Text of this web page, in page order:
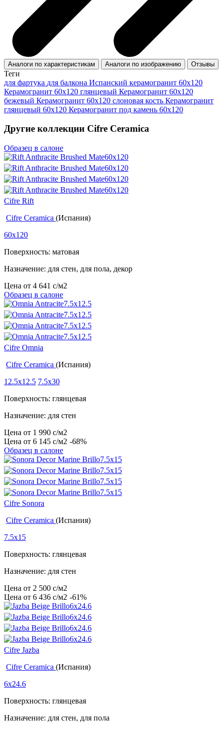
Аналоги по характеристикам Аналоги по изображению Отзывы
Теги
для фартука для балкона Испанский керамогранит 60x120
Керамогранит 60x120 глянцевый Керамогранит 60х120
бежевый Керамогранит 60х120 слоновая кость Керамогранит
глянцевый 60x120 Керамогранит под камень 60x120
Другие коллекции Cifre Ceramica
Образец в салоне
Cifre Rift
Cifre Ceramica (Испания)
60x120
Поверхность: матовая
Назначение: для стен, для пола, декор
Цена от 4 641 c/м2
Образец в салоне
Cifre Omnia
Cifre Ceramica (Испания)
12.5x12.5 7.5x30
Поверхность: глянцевая
Назначение: для стен
Цена от 1 990 c/м2
Цена от 6 145 c/м2 -68%
Образец в салоне
Cifre Sonora
Cifre Ceramica (Испания)
7.5x15
Поверхность: глянцевая
Назначение: для стен
Цена от 2 500 c/м2
Цена от 6 436 c/м2 -61%
Cifre Jazba
Cifre Ceramica (Испания)
6x24.6
Поверхность: глянцевая
Назначение: для стен, для пола